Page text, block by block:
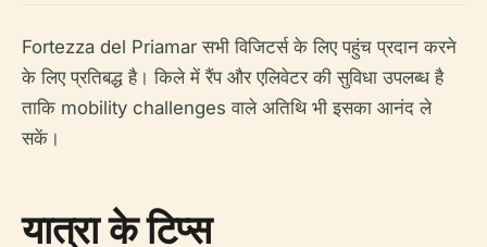
Fortezza del Priamar सभी विजिटर्स के लिए पहुंच प्रदान करने
के लिए प्रतिबद्ध है। किले में रैंप और एलिवेटर की सुविधा उपलब्ध है
ताकि mobility challenges वाले अतिथि भी इसका आनंद ले
सकें।
यात्रा के टिप्स